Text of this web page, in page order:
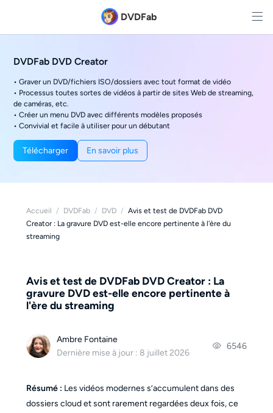
DVDFab
DVDFab DVD Creator
• Graver un DVD/fichiers ISO/dossiers avec tout format de vidéo
• Processus toutes sortes de vidéos à partir de sites Web de streaming,
de caméras, etc.
• Créer un menu DVD avec différents modèles proposés
• Convivial et facile à utiliser pour un débutant
Télécharger En savoir plus
Accueil / DVDFab / DVD / Avis et test de DVDFab DVD
Creator : La gravure DVD est-elle encore pertinente à l'ère du
streaming
Avis et test de DVDFab DVD Creator : La
gravure DVD est-elle encore pertinente à
l'ère du streaming
Ambre Fontaine
Dernière mise à jour : 8 juillet 2026
6546
Résumé : Les vidéos modernes s’accumulent dans des
dossiers cloud et sont rarement regardées deux fois, ce